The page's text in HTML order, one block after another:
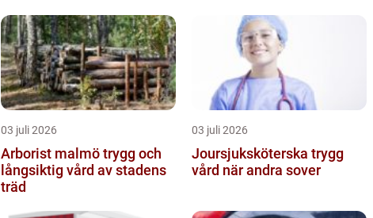
03 juli 2026
Arborist malmö trygg och
långsiktig vård av stadens
träd
03 juli 2026
Joursjuksköterska trygg
vård när andra sover